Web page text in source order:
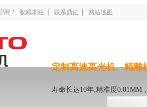
网！ 收藏本站 联系鼎亿 网站地图
定制高速高光机、精雕
寿命长达10年,精准度0.01MM